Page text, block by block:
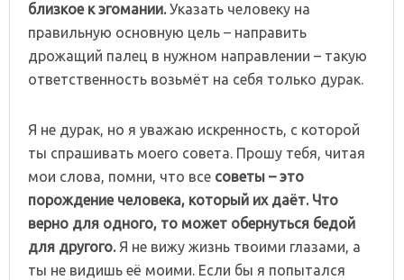
близкое к эгомании.Указать человеку на
правильную основную цель – направить
дрожащий палец в нужном направлении – такую
ответственность возьмёт на себя только дурак.
Я не дурак, но я уважаю искренность, с которой
ты спрашивать моего совета. Прошу тебя, читая
мои слова, помни, что все советы – это
порождение человека, который их даёт. Что
верно для одного, то может обернуться бедой
для другого.Я не вижу жизнь твоими глазами, а
ты не видишь её моими. Если бы я попытался